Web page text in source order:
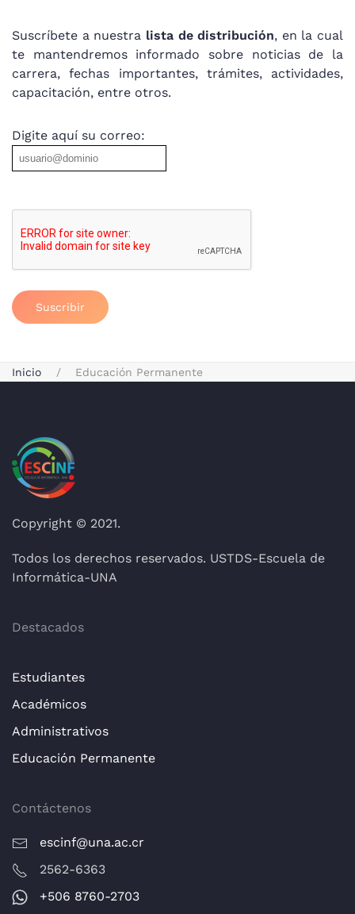
Suscríbete a nuestra lista de distribución, en la cual
te mantendremos informado sobre noticias de la
carrera, fechas importantes, trámites, actividades,
capacitación, entre otros.
Digite aquí su correo:
Suscribir
Inicio Educación Permanente
Copyright © 2021.
Todos los derechos reservados. USTDS-Escuela de
Informática-UNA
Destacados
Estudiantes
Académicos
Administrativos
Educación Permanente
Contáctenos
escinf@una.ac.cr
2562-6363
+506 8760-2703